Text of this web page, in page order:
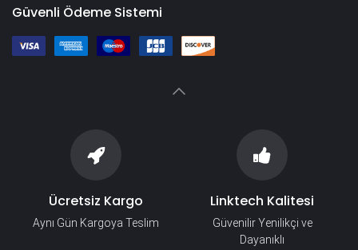
Güvenli Ödeme Sistemi
Ücretsiz Kargo
Aynı Gün Kargoya Teslim
Linktech Kalitesi
Güvenilir Yenilikçi ve
Dayanıklı